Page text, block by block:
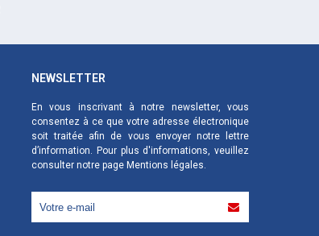
NEWSLETTER
En vous inscrivant à notre newsletter, vous
consentez à ce que votre adresse électronique
soit traitée afin de vous envoyer notre lettre
d’information. Pour plus d'informations, veuillez
consulter notre page Mentions légales.